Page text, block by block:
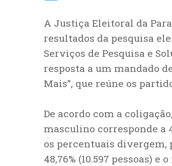
A Justiça Eleitoral da
resultados da pesquisa
Serviços de Pesquisa e
resposta a um mandado
Mais”, que reúne os
De acordo com a
masculino corresponde a
os percentuais divergem,
48,76% (10.597 pessoas)